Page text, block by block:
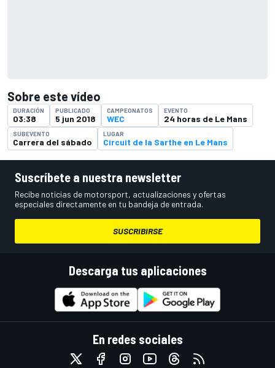
Sobre este vídeo
DURACIÓN
03:38
PUBLICADO
5 jun 2018
CAMPEONATOS
WEC
EVENTO
24 horas de Le Mans
SUBEVENTO
Carrera del sábado
LUGAR
Circuit de la Sarthe en Le Mans
Suscríbete a nuestra newsletter
Recibe noticias de motorsport, actualizaciones y ofertas
especiales directamente en tu bandeja de entrada.
SUSCRIBIRSE
Descarga tus aplicaciones
En redes sociales